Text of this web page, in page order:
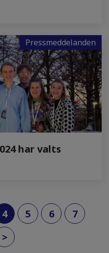
Pressmeddelanden
har valts
4(current)
5 6
7
>